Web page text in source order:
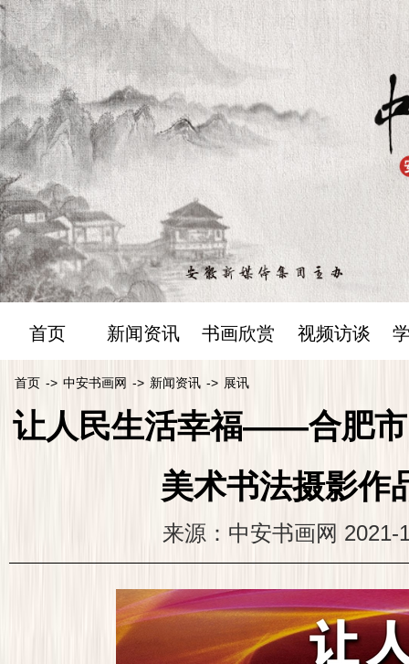
首页 新闻资讯 书画欣赏 视频访谈
首页 -> 中安书画网 -> 新闻资讯 -> 展讯
让人民生活幸福——合肥市
美术书法摄影作
来源：中安书画网 2021-